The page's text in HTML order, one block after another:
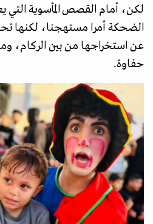
لكن، أمام القصص المأسوية التي
الضحكة أمرا مستهجنا، لكنها
عن استخراجها من بين الركام،
حفاوة.